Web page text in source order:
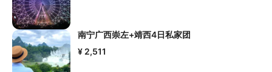
南宁广西崇左+靖西4日私家团
¥ 2,511